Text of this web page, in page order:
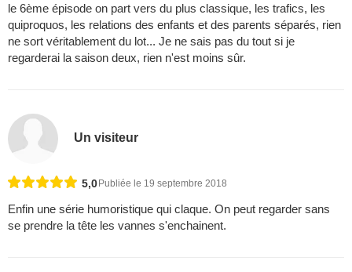
le 6ème épisode on part vers du plus classique, les trafics, les
quiproquos, les relations des enfants et des parents séparés, rien
ne sort véritablement du lot... Je ne sais pas du tout si je
regarderai la saison deux, rien n'est moins sûr.
Un visiteur
5,0 Publiée le 19 septembre 2018
Enfin une série humoristique qui claque. On peut regarder sans
se prendre la tête les vannes s'enchainent.